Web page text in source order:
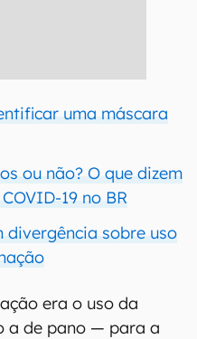
uma máscara
ou não? O que dizem
19 no BR
divergência sobre uso
era o uso da
a de pano — para a